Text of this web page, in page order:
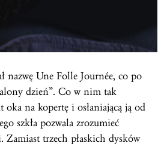
nazwę Une Folle Journée, co po
dzień”. Co w nim tak
oka na kopertę i osłaniającą ją od
szkła pozwala zrozumieć
Zamiast trzech płaskich dysków